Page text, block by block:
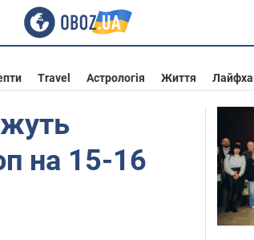
Travel Астрологія Життя
на 15-16